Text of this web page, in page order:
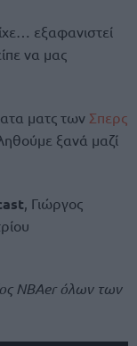
εξαφανιστεί
να μας
ματς των Σπερς
ξανά μαζί
, Γιώργος
NBAer όλων των